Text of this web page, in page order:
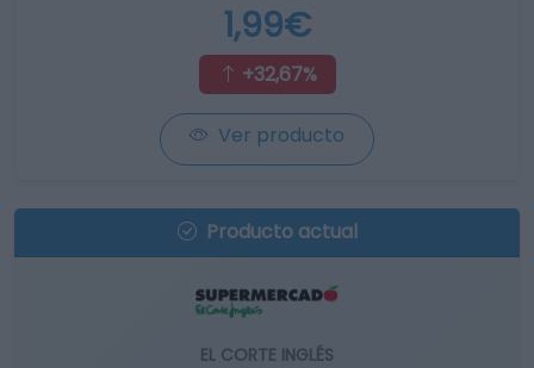
1,99€
+32,67%
Ver producto
Producto actual
EL CORTE INGLÉS